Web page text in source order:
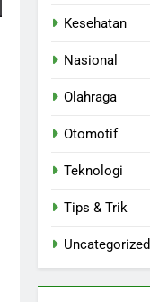
Kesehatan
Nasional
Olahraga
Otomotif
Teknologi
Tips & Trik
Uncategorized